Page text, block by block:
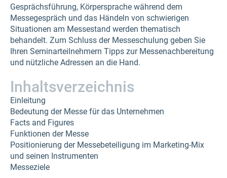
Gesprächsführung, Körpersprache während dem
Messegespräch und das Händeln von schwierigen
Situationen am Messestand werden thematisch
behandelt. Zum Schluss der Messeschulung geben Sie
Ihren Seminarteilnehmern Tipps zur Messenachbereitung
und nützliche Adressen an die Hand.
Inhaltsverzeichnis
Einleitung
Bedeutung der Messe für das Unternehmen
Facts and Figures
Funktionen der Messe
Positionierung der Messebeteiligung im Marketing-Mix
und seinen Instrumenten
Messeziele